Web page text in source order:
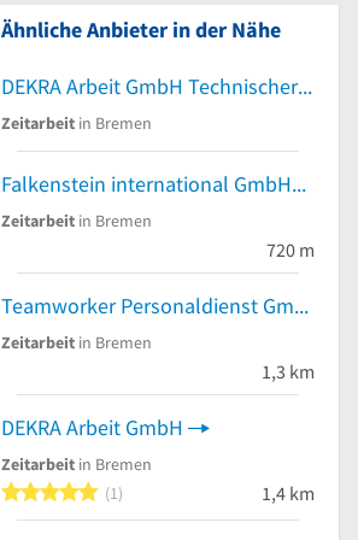
Ähnliche Anbieter in der Nähe
DEKRA Arbeit GmbH Technischer Personalservice
Zeitarbeit in Bremen
Falkenstein international GmbH
Zeitarbeit in Bremen
720 m
Teamworker Personaldienst GmbH
Zeitarbeit in Bremen
1,3 km
DEKRA Arbeit GmbH
Zeitarbeit in Bremen
5 von 5 Sternen
1 1,4 km